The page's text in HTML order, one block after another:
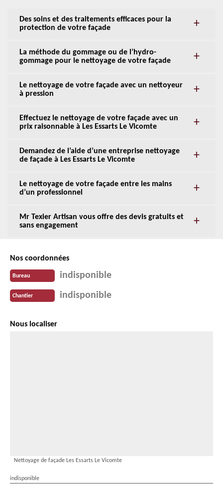
Des soins et des traitements efficaces pour la
protection de votre façade
La méthode du gommage ou de l’hydro-
gommage pour le nettoyage de votre façade
Le nettoyage de votre façade avec un nettoyeur
à pression
Effectuez le nettoyage de votre façade avec un
prix raisonnable à Les Essarts Le Vicomte
Demandez de l’aide d’une entreprise nettoyage
de façade à Les Essarts Le Vicomte
Le nettoyage de votre façade entre les mains
d’un professionnel
Mr Texier Artisan vous offre des devis gratuits et
sans engagement
Nos coordonnées
Bureau indisponible
Chantier indisponible
Nous localiser
Nettoyage de façade Les Essarts Le Vicomte
indisponible